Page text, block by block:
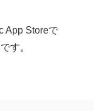
App Storeで
す。